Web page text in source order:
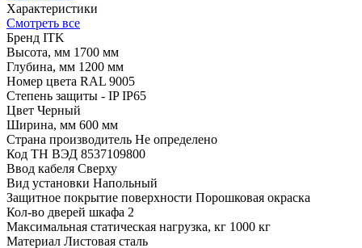
Характеристики
Смотреть все
Бренд ITK
Высота, мм 1700 мм
Глубина, мм 1200 мм
Номер цвета RAL 9005
Степень защиты - IP IP65
Цвет Черный
Ширина, мм 600 мм
Страна производитель Не определено
Код ТН ВЭД 8537109800
Ввод кабеля Сверху
Вид установки Напольный
Защитное покрытие поверхности Порошковая окраска
Кол-во дверей шкафа 2
Максимальная статическая нагрузка, кг 1000 кг
Материал Листовая сталь